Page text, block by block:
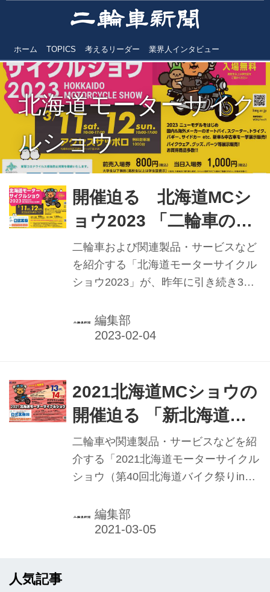
ホーム TOPICS 考えるリーダー 業界人インタビュー
北海道モーターサイク
ルショウ
開催迫る 北海道MCシ
ョウ2023 「二輪車のあ
る北海道ライフ」を提案
二輪車および関連製品・サービスなど
を紹介する「北海道モーターサイクル
ショウ2023」が、昨年に引き続き3月
たり開催される。
編集部
2021北海道MCショウの
開催迫る 「新北海道ス
タイル」で新型コロナ
対策徹底 AJ北海道主
催
二輪車や関連製品・サービスなどを紹
介する「2021北海道モーターサイクル
ショウ（第40回北海道バイク祭りinア
（土）・14日（日）の2日間、開催さ
れる。主催は北海道二輪車商業協同組
編集部
人気記事